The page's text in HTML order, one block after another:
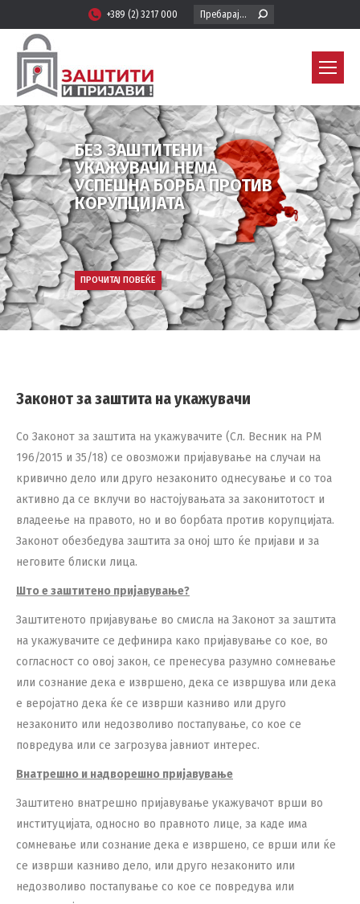
+389 (2) 3217 000 Search:
БЕЗ ЗАШТИТЕНИ
УКАЖУВАЧИ НЕМА
УСПЕШНА БОРБА ПРОТИВ
КОРУПЦИЈАТА
ПРОЧИТАЈ ПОВЕЌЕ
Законот за заштита на укажувачи
Со Законот за заштита на укажувачите (Сл. Весник на РМ
196/2015 и 35/18) се овозможи пријавување на случаи на
кривично дело или друго незаконито однесување и со тоа
активно да се вклучи во настојувањата за законитотост и
владеење на правото, но и во борбата против корупцијата.
Законот обезбедува заштита за оној што ќе пријави и за
неговите блиски лица.
Што е заштитено пријавување?
Заштитеното пријавување во смисла на Законот за заштита
на укажувачите се дефинира како пријавување со кое, во
согласност со овој закон, се пренесува разумно сомневање
или сознание дека е извршено, дека се извршува или дека
е веројатно дека ќе се изврши казниво или друго
незаконито или недозволиво постапување, со кое се
повредува или се загрозува јавниот интерес.
Внатрешно и надворешно пријавување
Заштитено внатрешно пријавување укажувачот врши во
институцијата, односно во правното лице, за каде има
сомневање или сознание дека е извршено, се врши или ќе
се изврши казниво дело, или друго незаконито или
недозволиво постапување со кое се повредува или